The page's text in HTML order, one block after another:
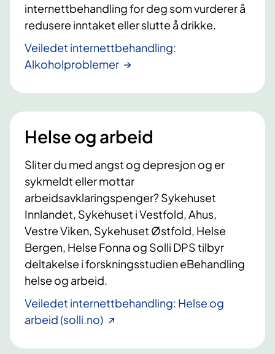
internettbehandling for deg som vurderer å
redusere inntaket eller slutte å drikke.
Veiledet internettbehandling:
Alkoholproblemer
Helse og arbeid
Sliter du med angst og depresjon og er
sykmeldt eller mottar
arbeidsavklaringspenger? Sykehuset
Innlandet, Sykehuset i Vestfold, Ahus,
Vestre Viken, Sykehuset Østfold, Helse
Bergen, Helse Fonna og Solli DPS tilbyr
deltakelse i forskningsstudien eBehandling
helse og arbeid.
Veiledet internettbehandling: Helse og
arbeid (solli.no)